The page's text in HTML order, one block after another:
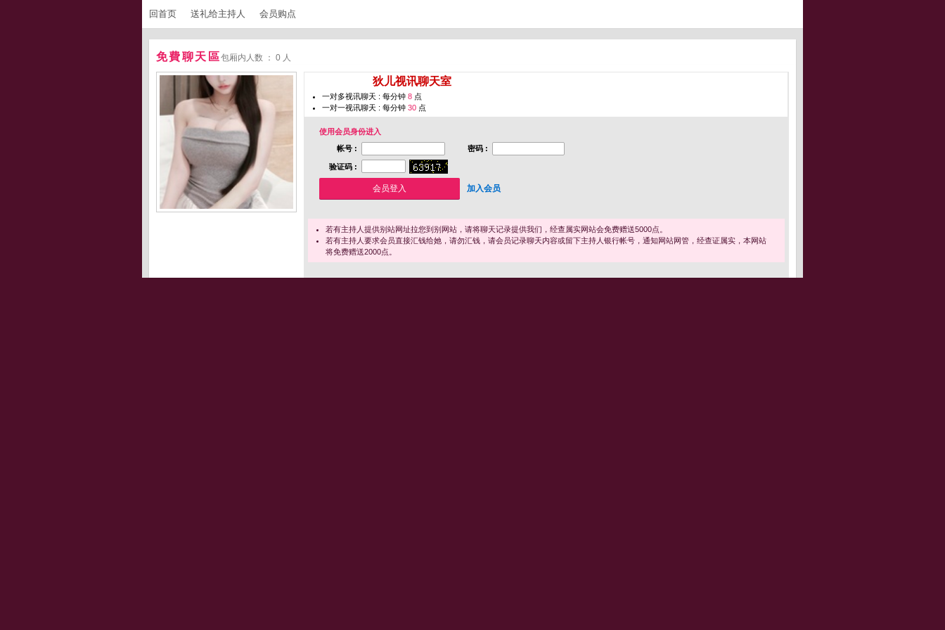
回首页 送礼给主持人 会员购点
免費聊天區包厢内人数 ： 0 人
狄儿视讯聊天室
一对多视讯聊天 : 每分钟 8 点
一对一视讯聊天 : 每分钟 30 点
使用会员身份进入
帐号 :
密码 :
验证码 :
加入会员
若有主持人提供别站网址拉您到别网站，请将聊天记录提供我们，经查属实网站会免费赠送5000点。
若有主持人要求会员直接汇钱给她，请勿汇钱，请会员记录聊天内容或留下主持人银行帐号，通知网站网管，经查证属实，本网站
将免费赠送2000点。